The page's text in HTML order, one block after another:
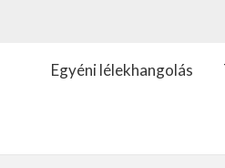
Egyéni lélekhangolás